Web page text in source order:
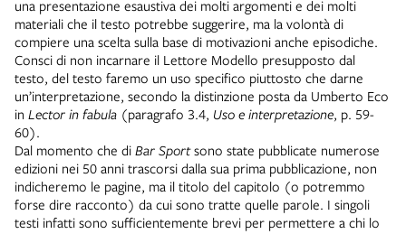
una presentazione esaustiva dei molti argomenti e dei molti
materiali che il testo potrebbe suggerire, ma la volontà di
compiere una scelta sulla base di motivazioni anche episodiche.
Consci di non incarnare il Lettore Modello presupposto dal
testo, del testo faremo un uso specifico piuttosto che darne
un’interpretazione, secondo la distinzione posta da Umberto Eco
in Lector in fabula (paragrafo 3.4, Uso e interpretazione, p. 59-
60).
Dal momento che di Bar Sportsono state pubblicate numerose
edizioni nei 50 anni trascorsi dalla sua prima pubblicazione, non
indicheremo le pagine, ma il titolo del capitolo (o potremmo
forse dire racconto) da cui sono tratte quelle parole. I singoli
testi infatti sono sufficientemente brevi per permettere a chi lo